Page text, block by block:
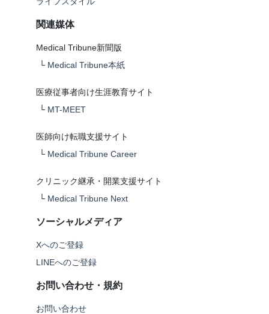
関連媒体
Medical Tribune新聞版
└ Medical Tribune本紙
医療従事者向け生涯教育サイト
└ MT-MEET
医師向け転職支援サイト
└ Medical Tribune Career
クリニック継承・開業支援サイト
└ Medical Tribune Next
ソーシャルメディア
Xへのご登録
LINEへのご登録
お問い合わせ・規約
お問い合わせ